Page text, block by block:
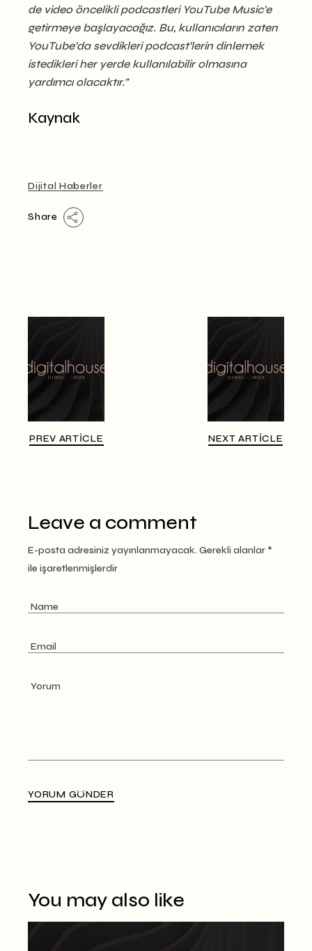
de video öncelikli podcastleri YouTube Music’e
getirmeye başlayacağız. Bu, kullanıcıların zaten
YouTube’da sevdikleri podcast’lerin dinlemek
istedikleri her yerde kullanılabilir olmasına
yardımcı olacaktır.”
Kaynak
Dijital Haberler
Share
PREV ARTICLE NEXT ARTICLE
Leave a comment
E-posta adresiniz yayınlanmayacak. Gerekli alanlar *
ile işaretlenmişlerdir
YORUM GÖNDER
You may also like